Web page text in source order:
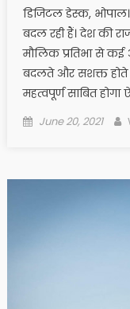
डिजिटल डेस्क,
बदल रही हैं। देश की
मौलिक प्रतिभा से
बदलते और सशक्त होते
महत्वपूर्ण साबित होगा
Posted on
June 20, 2021